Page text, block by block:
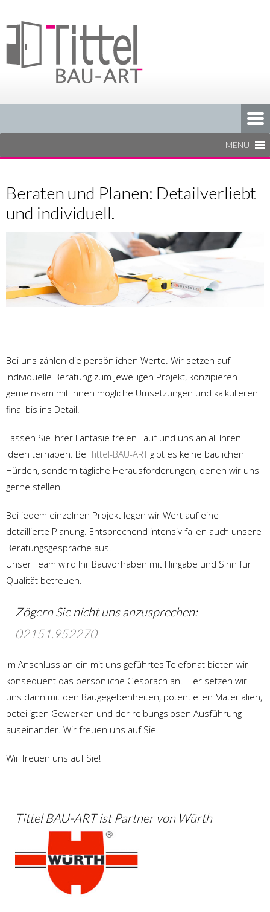
Beraten und Planen: Detailverliebt
und individuell.
Bei uns zählen die persönlichen Werte. Wir setzen auf
individuelle Beratung zum jeweiligen Projekt, konzipieren
gemeinsam mit Ihnen mögliche Umsetzungen und kalkulieren
final bis ins Detail.
Lassen Sie Ihrer Fantasie freien Lauf und uns an all Ihren
Ideen teilhaben. BeiTittel-BAU-ARTgibt es keine baulichen
Hürden, sondern tägliche Herausforderungen, denen wir uns
gerne stellen.
Bei jedem einzelnen Projekt legen wir Wert auf eine
detaillierte Planung. Entsprechend intensiv fallen auch unsere
Beratungsgespräche aus.
Unser Team wird Ihr Bauvorhaben mit Hingabe und Sinn für
Qualität betreuen.
Zögern Sie nicht uns anzusprechen:
02151.952270
Im Anschluss an ein mit uns geführtes Telefonat bieten wir
konsequent das persönliche Gespräch an. Hier setzen wir
uns dann mit den Baugegebenheiten, potentiellen Materialien,
beteiligten Gewerken und der reibungslosen Ausführung
auseinander. Wir freuen uns auf Sie!
Wir freuen uns auf Sie!
Tittel BAU-ART ist Partner von Würth